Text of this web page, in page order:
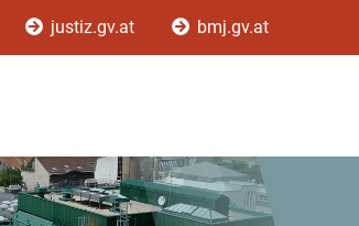
justiz.gv.at bmj.gv.at